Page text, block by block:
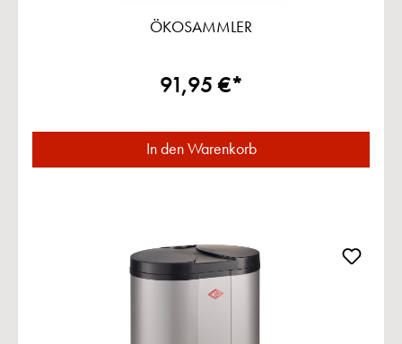
ÖKOSAMMLER
91,95 €*
In den Warenkorb